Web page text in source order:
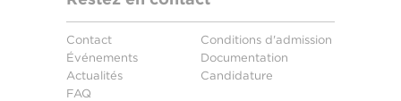
Contact
Événements
Actualités
FAQ
Conditions d'admission
Documentation
Candidature